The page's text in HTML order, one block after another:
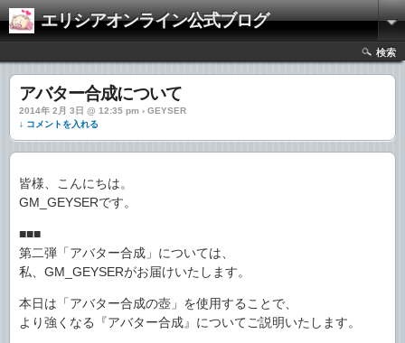
エリシアオンライン公式ブログ
検索
アバター合成について
2014年 2月 3日 @ 12:35 pm › GEYSER
↓ コメントを入れる
皆様、こんにちは。
GM_GEYSERです。
■■■
第二弾「アバター合成」については、
私、GM_GEYSERがお届けいたします。
本日は「アバター合成の壺」を使用することで、
より強くなる『アバター合成』についてご説明いたします。